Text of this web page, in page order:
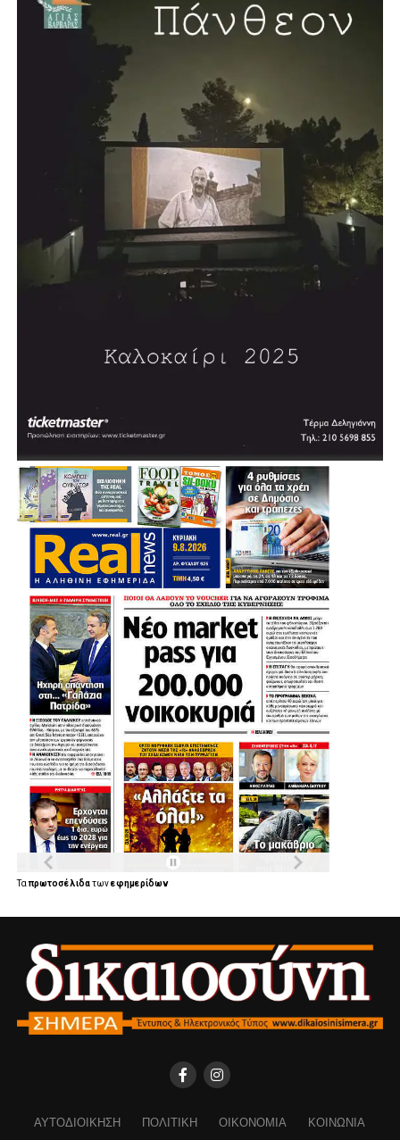
Ταπρωτοσέλιδατωνεφημερίδων
ΑΥΤΟΔΙΟΊΚΗΣΗ ΠΟΛΙΤΙΚΉ ΟΙΚΟΝΟΜΊΑ
ΚΟΙΝΩΝΊΑ